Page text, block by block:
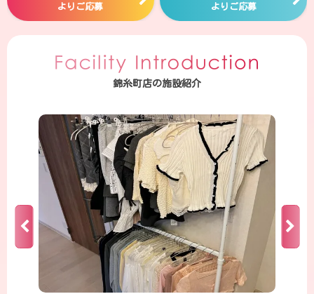
よりご応募 よりご応募
錦糸町店の施設紹介